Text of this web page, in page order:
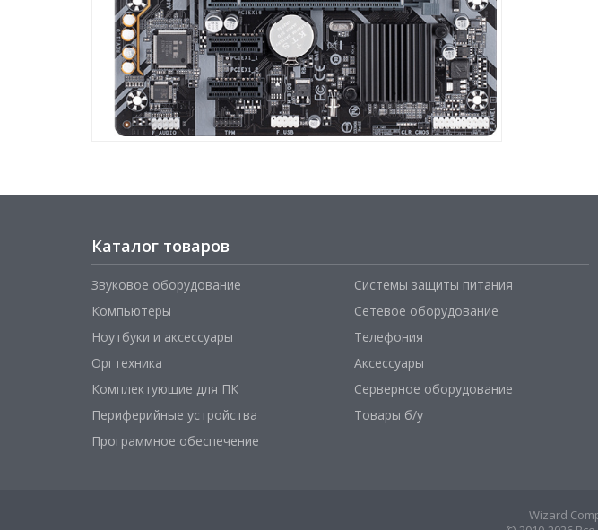
Каталог товаров
Звуковое оборудование
Компьютеры
Ноутбуки и аксессуары
Оргтехника
Комплектующие для ПК
Периферийные устройства
Программное обеспечение
Системы защиты питания
Сетевое оборудование
Телефония
Аксессуары
Серверное оборудование
Товары б/у
Wizard